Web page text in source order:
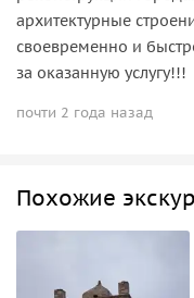
архитектурные
своевременно и
за оказанную услугу!!!
почти 2 года назад
Похожие